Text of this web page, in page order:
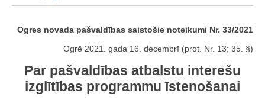
Ogres novada pašvaldības saistošie noteikumi Nr. 33/2021
Ogrē 2021. gada 16. decembrī (prot. Nr. 13; 35. §)
Par pašvaldības atbalstu interešu
izglītības programmu īstenošanai